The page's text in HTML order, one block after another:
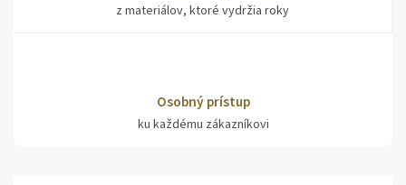
z materiálov, ktoré vydržia roky
Osobný prístup
ku každému zákazníkovi